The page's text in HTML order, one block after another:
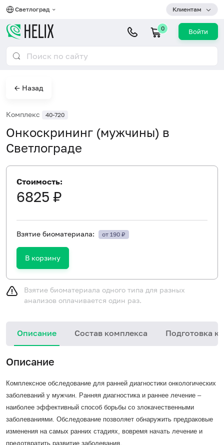
Светлоград Клиентам
0 Войти
← Назад
Комплекс 40-720
Онкоскрининг (мужчины) в
Светлограде
Стоимость:
6825 ₽
Взятие биоматериала: от 190 ₽
В корзину
Взятие биоматериала одного типа для разных
анализов оплачивается один раз.
Описание Состав комплекса Подготовка к
Описание
Комплексное обследование для ранней диагностики онкологических
заболеваний у мужчин. Ранняя диагностика и раннее лечение –
наиболее эффективный способ борьбы со злокачественными
заболеваниями. Обследование позволяет обнаружить предраковые
изменения на самых ранних стадиях, вовремя начать лечение и
предотвратить развитие заболевания.